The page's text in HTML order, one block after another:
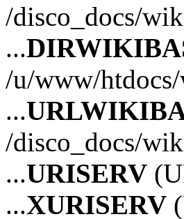
/disco_docs/
...
/u/www/
...
/disco_docs/
...URISERV
...XURISERV